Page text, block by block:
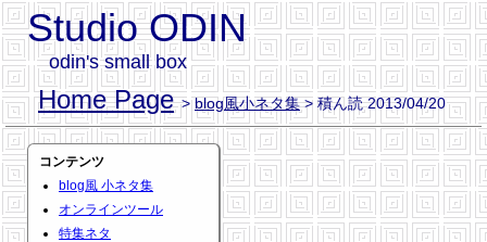
Studio ODIN
odin's small box
Home Page >blog風小ネタ集> 積ん読 2013/04/20
コンテンツ
blog風 小ネタ集
オンラインツール
特集ネタ